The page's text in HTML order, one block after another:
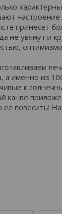
принесет
не увянут и
а именно из
к
канве
ее повесить!